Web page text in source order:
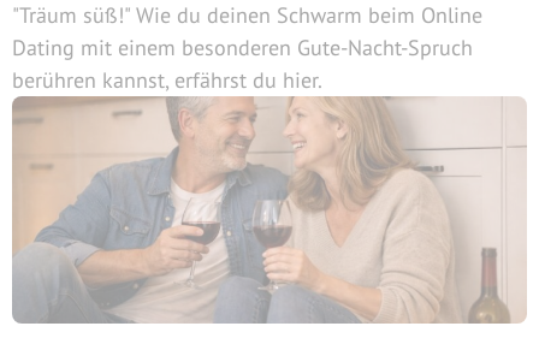
"Träum süß!" Wie du deinen Schwarm beim Online
Dating mit einem besonderen Gute-Nacht-Spruch
berühren kannst, erfährst du hier.